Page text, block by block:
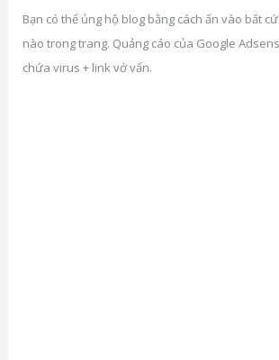
Bạn có thể ủng hộ blog bằng cách ấn vào bất
nào trong trang. Quảng cáo của Google
chứa virus + link vớ vẩn.